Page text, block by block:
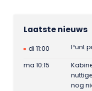
Laatste nieuws
di 11:00
Punt
ma 10:15
nog